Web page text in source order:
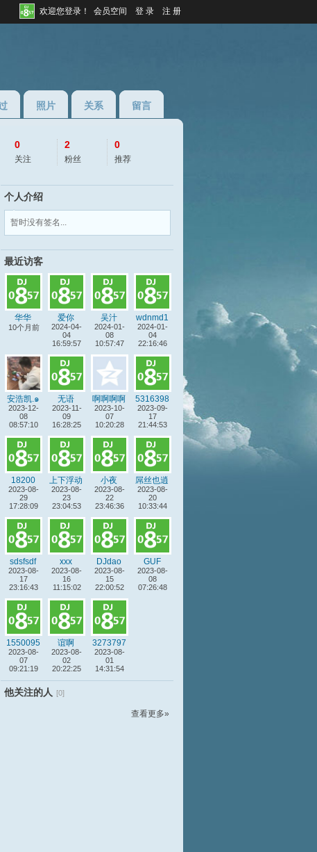
欢迎您登录！ 会员空间 登 录 注 册
照片 关系 留言
0
关注
2
粉丝
0
推荐
个人介绍
◆
◆
暂时没有签名...
最近访客
华华
10个月前
爱你
2024-04-
04
16:59:57
吴汁
2024-01-
08
10:57:47
wdnmd1
23
2024-01-
04
22:16:46
安浩凯.๑
2023-12-
08
08:57:10
无语
2023-11-
09
16:28:25
啊啊啊啊
杨
2023-10-
07
10:20:28
5316398
7
2023-09-
17
21:44:53
18200
2023-08-
29
17:28:09
上下浮动
2023-08-
23
23:04:53
小夜
2023-08-
22
23:46:36
屌丝也逍
遥
2023-08-
20
10:33:44
sdsfsdf
2023-08-
17
23:16:43
xxx
2023-08-
16
11:15:02
DJdao
2023-08-
15
22:00:52
GUF
2023-08-
08
07:26:48
1550095
2
2023-08-
07
09:21:19
谊啊
2023-08-
02
20:22:25
3273797
8
2023-08-
01
14:31:54
他关注的人 [0]
查看更多»